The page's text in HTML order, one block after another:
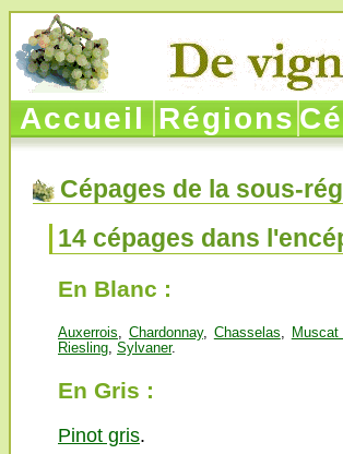
Accueil Régions
Cépages de la sous-
14 cépages dans
En Blanc :
Auxerrois Chardonnay, Chasselas
Riesling Sylvaner.
En Gris :
Pinot gris.